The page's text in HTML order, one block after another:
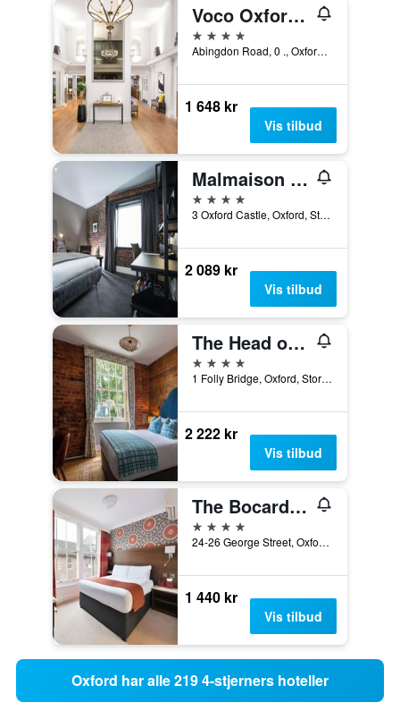
Voco Oxford Spires By IHG
4 stjerner
Abingdon Road, 0 ., Oxford, Storbritannia
1 648 kr
Vis tilbud
Malmaison Oxford
4 stjerner
3 Oxford Castle, Oxford, Storbritannia
2 089 kr
Vis tilbud
The Head of the River
4 stjerner
1 Folly Bridge, Oxford, Storbritannia
2 222 kr
Vis tilbud
The Bocardo Hotel
4 stjerner
24-26 George Street, Oxford, Storbritannia
1 440 kr
Vis tilbud
Oxford har alle 219 4-stjerners hoteller